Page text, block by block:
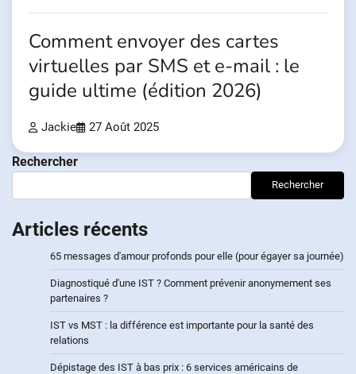
Comment envoyer des cartes
virtuelles par SMS et e-mail : le
guide ultime (édition 2026)
Jackie 27 Août 2025
Rechercher
Rechercher
Articles récents
65 messages d'amour profonds pour elle (pour égayer sa journée)
Diagnostiqué d'une IST ? Comment prévenir anonymement ses
partenaires ?
IST vs MST : la différence est importante pour la santé des
relations
Dépistage des IST à bas prix : 6 services américains de